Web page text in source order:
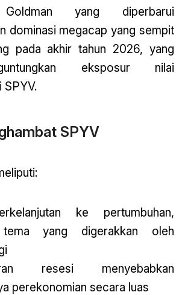
Goldman yang diperbarui
dominasi megacap yang sempit
pada akhir tahun 2026, yang
eksposur nilai
SPYV
ke pertumbuhan,
yang digerakkan oleh
resesi menyebabkan
perekonomian secara luas